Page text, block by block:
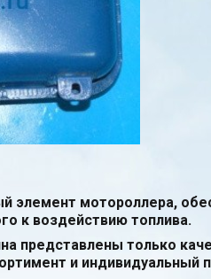
элемент мотороллера,
к воздействию топлива.
представлены только
и индивидуальный